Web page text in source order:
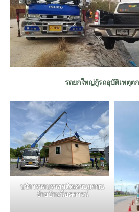
รถยกใหญ่กู้รถอุบัติเหตุต
บริการรถบรรทุกติดเครนยกขน
ย้ายบ้านน็อคดาวน์